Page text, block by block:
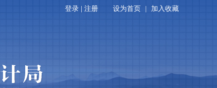
设为首页 加入收藏
登录 注册